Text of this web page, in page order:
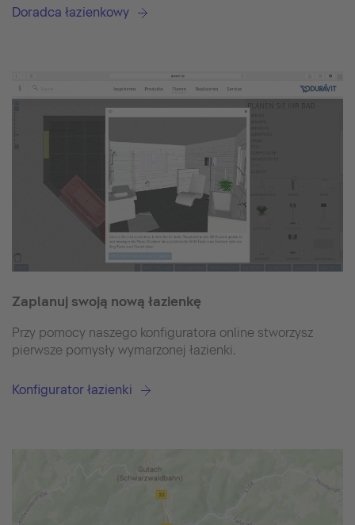
Doradca łazienkowy
Zaplanuj swoją nową łazienkę
Przy pomocy naszego konfiguratora online stworzysz
pierwsze pomysły wymarzonej łazienki.
Konfigurator łazienki